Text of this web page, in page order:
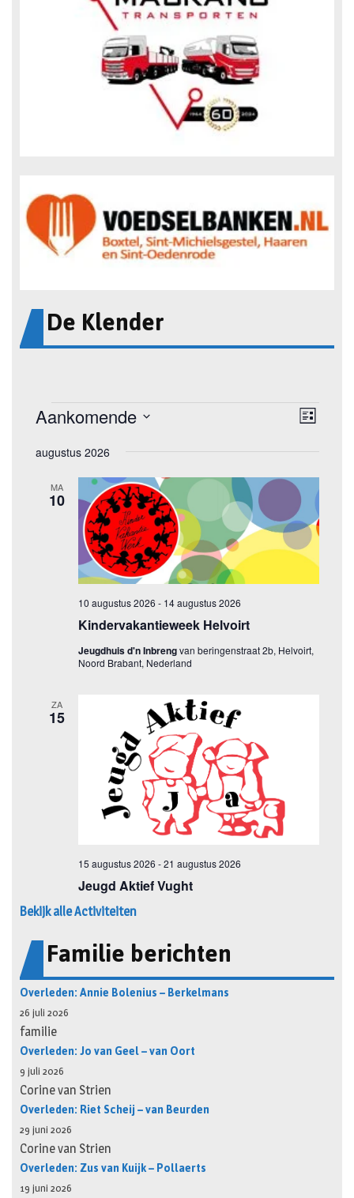
De Klender
Bekijk alle Activiteiten
Familie berichten
Overleden: Annie Bolenius – Berkelmans
26 juli 2026
familie
Overleden: Jo van Geel – van Oort
9 juli 2026
Corine van Strien
Overleden: Riet Scheij – van Beurden
29 juni 2026
Corine van Strien
Overleden: Zus van Kuijk – Pollaerts
19 juni 2026